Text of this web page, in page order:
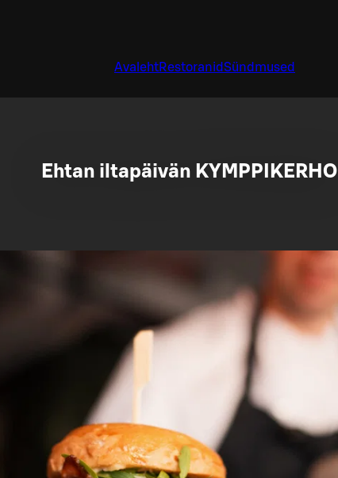
AvalehtRestoranidSündmused
Ehtan iltapäivän KYMPPIKERHO